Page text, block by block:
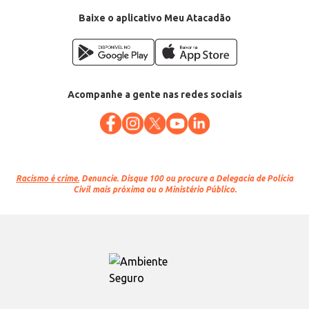
Baixe o aplicativo Meu Atacadão
Acompanhe a gente nas redes sociais
Racismo é crime. Denuncie. Disque 100 ou procure a Delegacia de Polícia
Civil mais próxima ou o Ministério Público.